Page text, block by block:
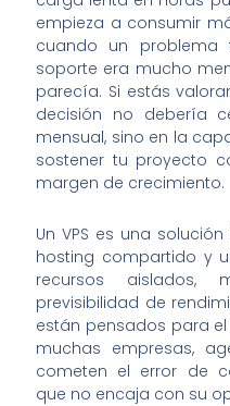
empieza a consumir
cuando un
soporte era mucho
parecía. Si estás
decisión no debería
mensual, sino en la
sostener tu proyecto
margen de crecimiento.
Un VPS es una
hosting compartido y
recursos
previsibilidad de
están pensados para
muchas empresas,
cometen el error de
que no encaja con su